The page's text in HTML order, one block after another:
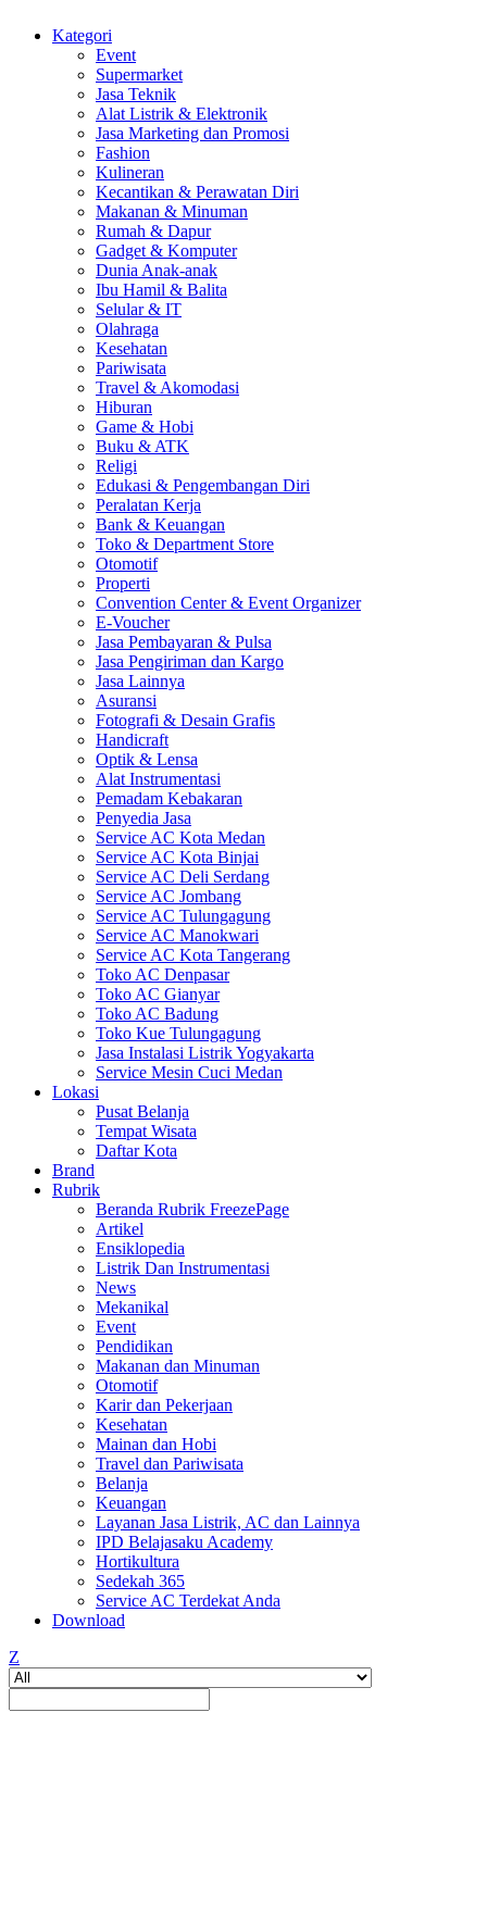
Kategori
Event
Supermarket
Jasa Teknik
Alat Listrik & Elektronik
Jasa Marketing dan Promosi
Fashion
Kulineran
Kecantikan & Perawatan Diri
Makanan & Minuman
Rumah & Dapur
Gadget & Komputer
Dunia Anak-anak
Ibu Hamil & Balita
Selular & IT
Olahraga
Kesehatan
Pariwisata
Travel & Akomodasi
Hiburan
Game & Hobi
Buku & ATK
Religi
Edukasi & Pengembangan Diri
Peralatan Kerja
Bank & Keuangan
Toko & Department Store
Otomotif
Properti
Convention Center & Event Organizer
E-Voucher
Jasa Pembayaran & Pulsa
Jasa Pengiriman dan Kargo
Jasa Lainnya
Asuransi
Fotografi & Desain Grafis
Handicraft
Optik & Lensa
Alat Instrumentasi
Pemadam Kebakaran
Penyedia Jasa
Service AC Kota Medan
Service AC Kota Binjai
Service AC Deli Serdang
Service AC Jombang
Service AC Tulungagung
Service AC Manokwari
Service AC Kota Tangerang
Toko AC Denpasar
Toko AC Gianyar
Toko AC Badung
Toko Kue Tulungagung
Jasa Instalasi Listrik Yogyakarta
Service Mesin Cuci Medan
Lokasi
Pusat Belanja
Tempat Wisata
Daftar Kota
Brand
Rubrik
Beranda Rubrik FreezePage
Artikel
Ensiklopedia
Listrik Dan Instrumentasi
News
Mekanikal
Event
Pendidikan
Makanan dan Minuman
Otomotif
Karir dan Pekerjaan
Kesehatan
Mainan dan Hobi
Travel dan Pariwisata
Belanja
Keuangan
Layanan Jasa Listrik, AC dan Lainnya
IPD Belajasaku Academy
Hortikultura
Sedekah 365
Service AC Terdekat Anda
Download
Z